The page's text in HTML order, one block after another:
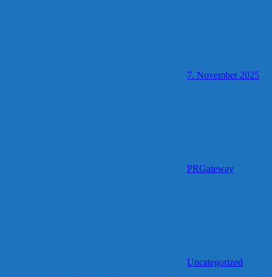
7. November 2025
PRGateway
Uncategorized